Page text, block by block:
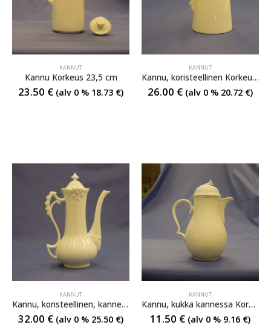
KANNUT
Kannu Korkeus 23,5 cm
23.50 € (alv 0 % 18.73 €)
KANNUT
Kannu, koristeellinen Korkeus 17 cm
26.00 € (alv 0 % 20.72 €)
KANNUT
Kannu, koristeellinen, kannellinen Korkeus 23 cm
32.00 € (alv 0 % 25.50 €)
KANNUT
Kannu, kukka kannessa Korkeus 23 cm
11.50 € (alv 0 % 9.16 €)